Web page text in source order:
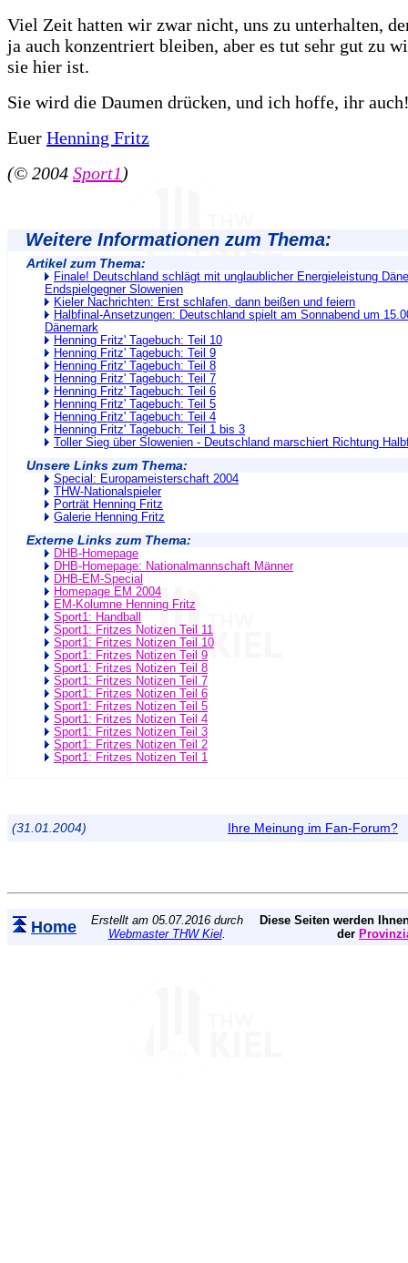
Viel Zeit hatten wir zwar nicht, uns zu unterhalten,
ja auch konzentriert bleiben, aber es tut sehr gut zu
sie hier ist.
Sie wird die Daumen drücken, und ich hoffe, ihr
Euer Henning Fritz
(© 2004 Sport1)
Weitere Informationen zum Thema:
Artikel zum Thema:
Finale! Deutschland schlägt mit unglaublicher Energieleistung
Endspielgegner Slowenien
Kieler Nachrichten: Erst schlafen, dann beißen und feiern
Halbfinal-Ansetzungen: Deutschland spielt am Sonnabend um
Dänemark
Henning Fritz' Tagebuch: Teil 10
Henning Fritz' Tagebuch: Teil 9
Henning Fritz' Tagebuch: Teil 8
Henning Fritz' Tagebuch: Teil 7
Henning Fritz' Tagebuch: Teil 6
Henning Fritz' Tagebuch: Teil 5
Henning Fritz' Tagebuch: Teil 4
Henning Fritz' Tagebuch: Teil 1 bis 3
Toller Sieg über Slowenien - Deutschland marschiert Richtung
Unsere Links zum Thema:
Special: Europameisterschaft 2004
THW-Nationalspieler
Porträt Henning Fritz
Galerie Henning Fritz
Externe Links zum Thema:
DHB-Homepage
DHB-Homepage: Nationalmannschaft Männer
DHB-EM-Special
Homepage EM 2004
EM-Kolumne Henning Fritz
Sport1: Handball
Sport1: Fritzes Notizen Teil 11
Sport1: Fritzes Notizen Teil 10
Sport1: Fritzes Notizen Teil 9
Sport1: Fritzes Notizen Teil 8
Sport1: Fritzes Notizen Teil 7
Sport1: Fritzes Notizen Teil 6
Sport1: Fritzes Notizen Teil 5
Sport1: Fritzes Notizen Teil 4
Sport1: Fritzes Notizen Teil 3
Sport1: Fritzes Notizen Teil 2
Sport1: Fritzes Notizen Teil 1
(31.01.2004) Ihre Meinung im Fan-Forum?
Home
Erstellt am 05.07.2016 durch
Webmaster THW Kiel.
Diese Seiten werden
der